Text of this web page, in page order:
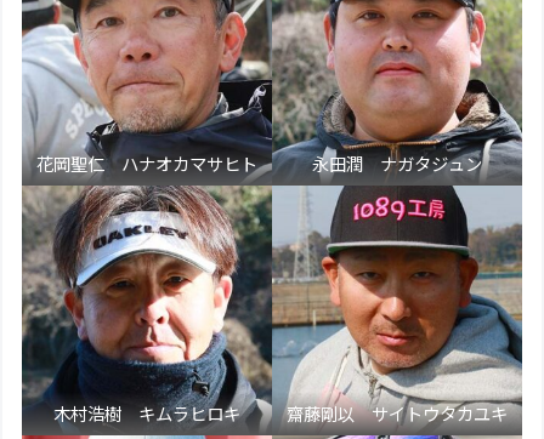
花岡聖仁 ハナオカマサヒト 永田潤 ナガタジュン
木村浩樹 キムラヒロキ 齋藤剛以 サイトウタカユキ